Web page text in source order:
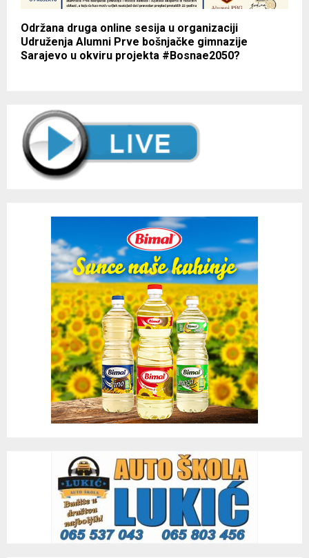
Održana druga online sesija u organizaciji
Udruženja Alumni Prve bošnjačke gimnazije
Sarajevo u okviru projekta #Bosnae2050?